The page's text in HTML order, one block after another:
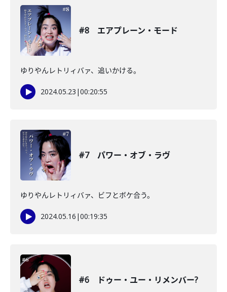
#8 エアプレーン・モード
ゆりやんレトリィバァ、追いかける。
2024.05.23 |00:20:55
#7 パワー・オブ・ラヴ
ゆりやんレトリィバァ、ビフとボケ合う。
2024.05.16 |00:19:35
#6 ドゥー・ユー・リメンバー?